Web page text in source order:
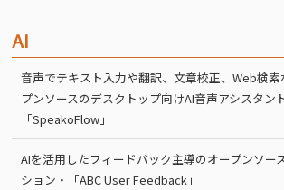
AI
音声でテキスト入力や翻訳、文章校正、Web検
プンソースのデスクトップ向けAI音声アシスタン
「SpeakoFlow」
AIを活用したフィードバック主導のオープンソー
ション・「ABC User Feedback」